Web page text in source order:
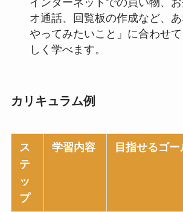
インターネットでの買い物、
オ通話、回覧板の作成など、
やってみたいこと」に合わせ
しく学べます。
カリキュラム例
ス
テ
ッ
プ
学習内容 目指せるゴー